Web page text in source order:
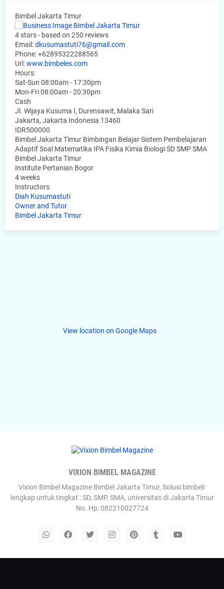
Bimbel Jakarta Timur
4 stars - based on 250 reviews
Email:dkusumastuti76@gmail.com
Phone:+62895322288565
Url:www.bimbeles.com
Hours:
Sat-Sun 08:00am - 17:30pm
Mon-Fri 08:00am - 20:30pm
Cash
Jl. Wijaya Kusuma I, Durensawit, Malaka Sari
Jakarta, Jakarta Indonesia 13460
IDR500000
Bimbel Jakarta Timur Bimbingan Belajar Sistem Pembelajaran
Adaptif Soal Matematika IPA Fisika Kimia Biologi SD SMP SMA
Bimbel Jakarta Timur
Institute Pertanian Bogor
4 weeks
Instructors
Diah Kusumastuti
Owner and Tutor
Bimbel Jakarta Timur
View location on Google Maps
VIXION BIMBEL MAGAZINE
Vixion Bimbel Magazine Bimbel Jakarta Timur, Solusi bimbelr
lengkap untuk tingkat : SD, SMP, SMA, universitas di Jakarta Timur
No. Hp: 082210027724